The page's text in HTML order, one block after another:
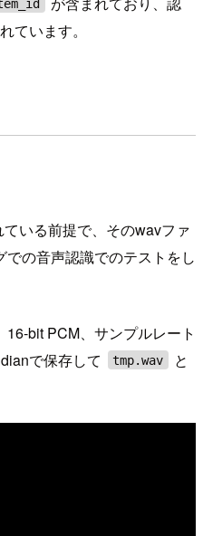
ています。
いる前提で、そのwavファ
の音声認識でのテストをし
bit PCM、サンプルレート
で保存して
tmp.wav
と